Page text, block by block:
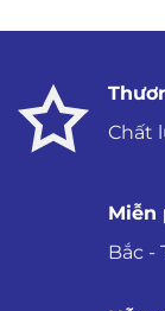
Chất
Miễn
Bắc -